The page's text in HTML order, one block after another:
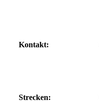
Kontakt:
Strecken: